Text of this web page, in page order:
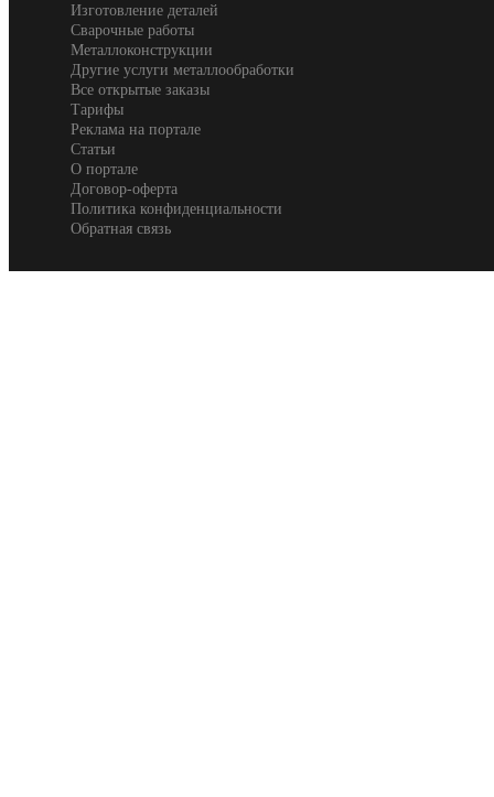
Изготовление деталей
Сварочные работы
Металлоконструкции
Другие услуги металлообработки
Все открытые заказы
Тарифы
Реклама на портале
Статьи
О портале
Договор-оферта
Политика конфиденциальности
Обратная связь